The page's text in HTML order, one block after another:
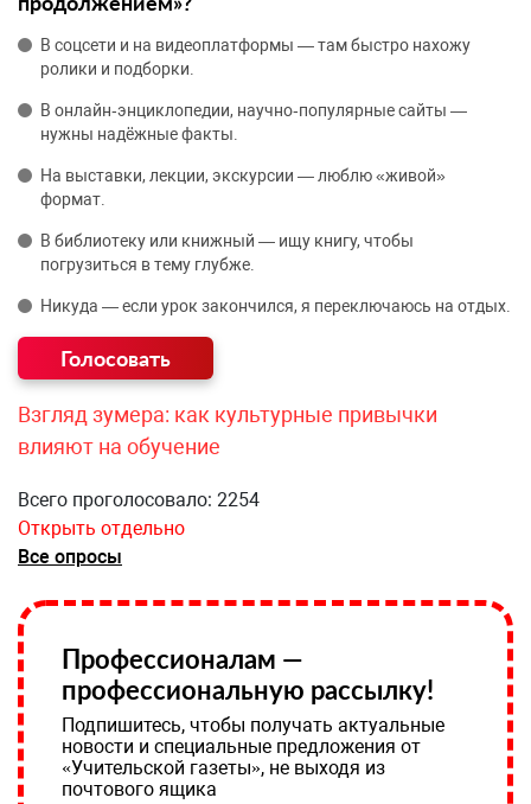
В соцсети и на видеоплатформы — там быстро нахожу
ролики и подборки.
В онлайн‑энциклопедии, научно‑популярные сайты —
нужны надёжные факты.
На выставки, лекции, экскурсии — люблю «живой»
формат.
В библиотеку или книжный — ищу книгу, чтобы
погрузиться в тему глубже.
Никуда — если урок закончился, я переключаюсь на отдых.
Взгляд зумера: как культурные привычки
влияют на обучение
Всего проголосовало: 2254
Открыть отдельно
Все опросы
Профессионалам —
профессиональную рассылку!
Подпишитесь, чтобы получать актуальные
новости и специальные предложения от
«Учительской газеты», не выходя из
почтового ящика